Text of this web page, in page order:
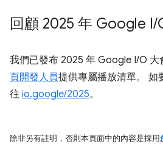
回顧 2025 年 Google I/
我們已發布 2025 年 Google I/O 大
頁開發人員提供專屬播放清單。 如
往 io.google/2025。
除非另有註明，否則本頁面中的內容是採用